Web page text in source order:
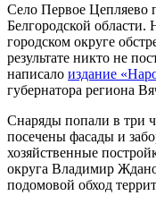
Село Первое Цепляево
Белгородской
городском округе
результате никто не
написало издание
губернатора региона
Снаряды попали в три
посечены фасады и
хозяйственные
округа Владимир
подомовой обход